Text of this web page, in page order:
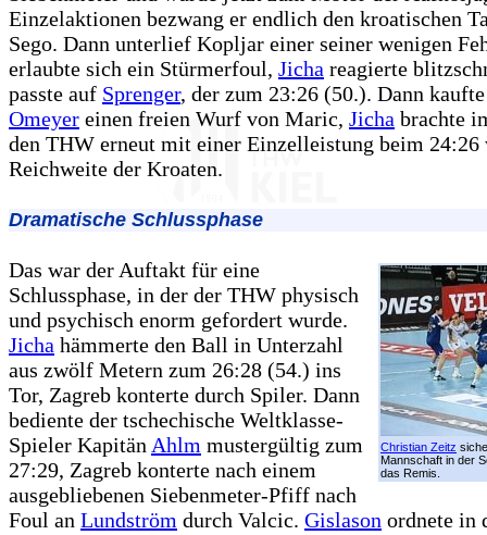
Einzelaktionen bezwang er endlich den kroatischen
Sego. Dann unterlief Kopljar einer seiner wenigen
erlaubte sich ein Stürmerfoul, Jicha reagierte
passte auf Sprenger, der zum 23:26 (50.). Dann
Omeyer einen freien Wurf von Maric, Jicha brachte
den THW erneut mit einer Einzelleistung beim 24:26
Reichweite der Kroaten.
Dramatische Schlussphase
Christian Zeitz
Mannschaft in der
das Remis.
Das war der Auftakt für eine
Schlussphase, in der der THW physisch
und psychisch enorm gefordert wurde.
Jicha hämmerte den Ball in Unterzahl
aus zwölf Metern zum 26:28 (54.) ins
Tor, Zagreb konterte durch Spiler. Dann
bediente der tschechische Weltklasse-
Spieler Kapitän Ahlm mustergültig zum
27:29, Zagreb konterte nach einem
ausgebliebenen Siebenmeter-Pfiff nach
Foul an Lundström durch Valcic. Gislason ordnete in